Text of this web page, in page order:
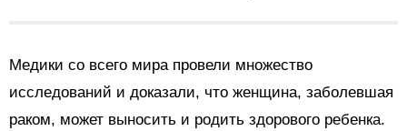
Медики со всего мира провели множество
исследований и доказали, что женщина, заболевшая
раком, может выносить и родить здорового ребенка.